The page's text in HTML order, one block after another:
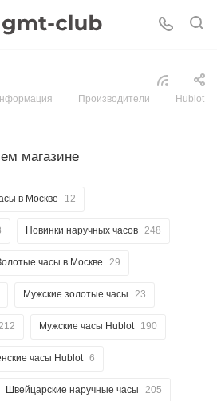
— Производители — Hublot
магазине
в Москве 12
Новинки наручных часов 248
часы в Москве 29
Мужские золотые часы 23
Мужские часы Hublot 190
часы Hublot 6
Швейцарские наручные часы 205